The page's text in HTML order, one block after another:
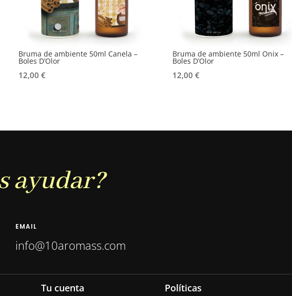
Bruma de ambiente 50ml Canela –
Boles D’Olor
12,00 €
Bruma de ambiente 50ml Onix –
Boles D’Olor
12,00 €
ayudar?
EMAIL
info@10aromass.com
Tu cuenta Políticas